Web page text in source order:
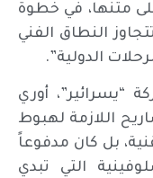
متنها، في خطوة
النطاق الفني
الدولية”.
“يسرائير”، أوري
اللازمة لهبوط
بل كان مدفوعاً
التي تبدي